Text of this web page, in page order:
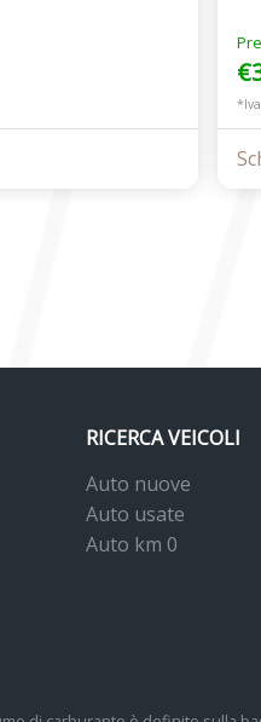
RICERCA VEICOLI
Auto nuove
Auto usate
Auto km 0